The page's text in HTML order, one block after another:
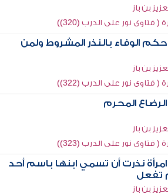
بن باز
نور على الدرب (320))
حكم الوفاء بالنذر المشروط ولمن
بن باز
نور على الدرب (322))
الرضاع المحرم
بن باز
نور على الدرب (323))
امرأة نذرت أن تسمي ابنها باسم أحد
تفعل
بن باز